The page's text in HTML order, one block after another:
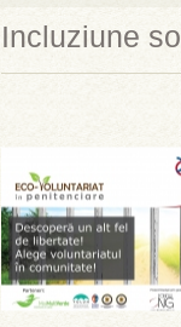
Incluziune